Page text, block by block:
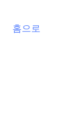
홈으로